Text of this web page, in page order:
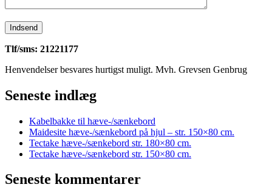
Tlf/sms: 21221177
Henvendelser besvares hurtigst muligt. Mvh. Grevsen Genbrug
Seneste indlæg
Kabelbakke til hæve-/sænkebord
Maidesite hæve-/sænkebord på hjul – str. 150×80 cm.
Tectake hæve-/sænkebord str. 180×80 cm.
Tectake hæve-/sænkebord str. 150×80 cm.
Seneste kommentarer